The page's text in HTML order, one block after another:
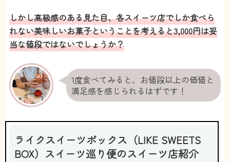
こういうのはたまに食べるから美味しいんだと思
う。
毎月届くとありがたみとかなくなるし・・・。欲し
いときだけ単品購入したい。
3回くらい続けたけど、満足したから1回やめまし
た。
また欲しくなったらやるかも。解約・休止が自由で
良い！
しかし高級感のある見た目、各スイーツ店でしか食べら
れない美味しいお菓子ということを考えると3,000円は妥
当な値段ではないでしょうか？
1度食べてみると、お値段以上の価値と
満足感を感じられるはずです！
ライクスイーツボックス（LIKE SWEETS
BOX）スイーツ巡り便のスイーツ店紹介